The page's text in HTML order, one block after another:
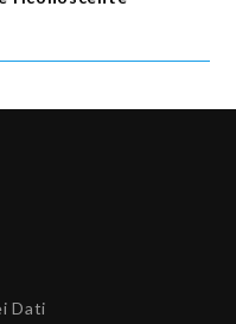
Dati